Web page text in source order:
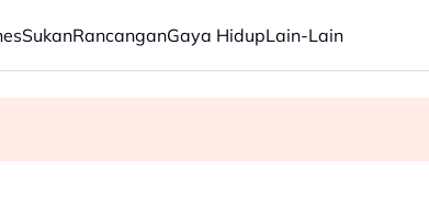
SukanRancanganGaya HidupLain-Lain
Panasonic minggu depan
hampir RM3 bilion